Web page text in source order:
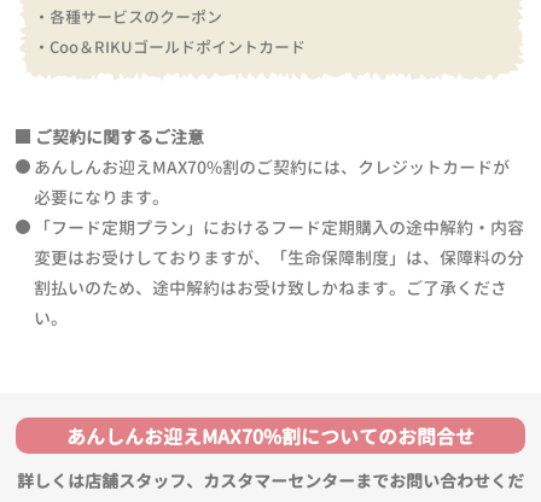
・各種サービスのクーポン
・Coo＆RIKUゴールドポイントカード
ご契約に関するご注意
あんしんお迎えMAX70%割のご契約には、クレジットカードが
必要になります。
「フード定期プラン」におけるフード定期購入の途中解約・内容
変更はお受けしておりますが、「生命保障制度」は、保障料の分
割払いのため、途中解約はお受け致しかねます。ご了承くださ
い。
あんしんお迎えMAX70%割についてのお問合せ
詳しくは店舗スタッフ、カスタマーセンターまでお問い合わせくだ